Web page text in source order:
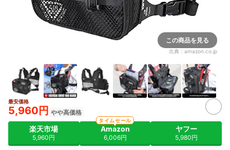
この商品を見る
出典： amazon.co.jp
最安価格
5,960円 やや高価格
楽天市場
5,960円
Amazon
6,006円
タイムセール
ヤフー
5,980円